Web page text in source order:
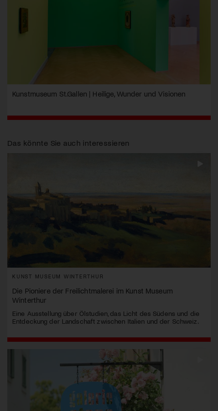
Kunstmuseum St.Gallen | Heilige, Wunder und Visionen
Das könnte Sie auch interessieren
KUNST MUSEUM WINTERTHUR
Die Pioniere der Freilichtmalerei im Kunst Museum
Winterthur
Eine Ausstellung über Ölstudien, das Licht des Südens und die
Entdeckung der Landschaft zwischen Italien und der Schweiz.